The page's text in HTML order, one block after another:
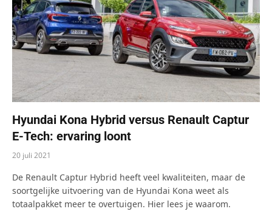
Hyundai Kona Hybrid versus Renault Captur
E-Tech: ervaring loont
20 juli 2021
De Renault Captur Hybrid heeft veel kwaliteiten, maar de
soortgelijke uitvoering van de Hyundai Kona weet als
totaalpakket meer te overtuigen. Hier lees je waarom.